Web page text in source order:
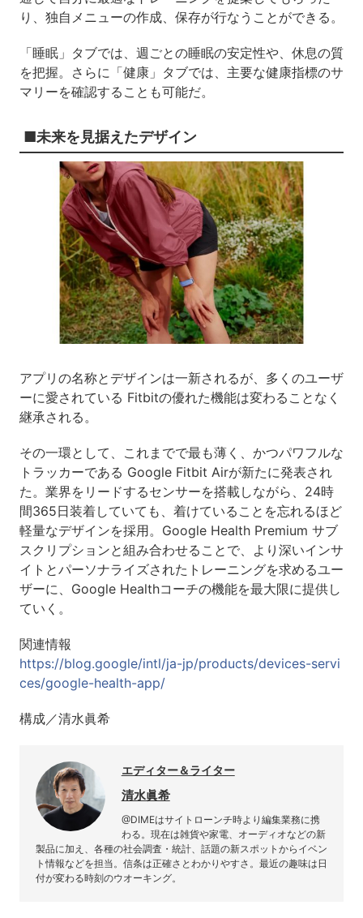
り、独自メニューの作成、保存が行なうことができる。
「睡眠」タブでは、週ごとの睡眠の安定性や、休息の質
を把握。さらに「健康」タブでは、主要な健康指標のサ
マリーを確認することも可能だ。
■未来を見据えたデザイン
アプリの名称とデザインは一新されるが、多くのユーザ
ーに愛されている Fitbitの優れた機能は変わることなく
継承される。
その一環として、これまでで最も薄く、かつパワフルな
トラッカーである Google Fitbit Airが新たに発表され
た。業界をリードするセンサーを搭載しながら、24時
間365日装着していても、着けていることを忘れるほど
軽量なデザインを採用。Google Health Premium サブ
スクリプションと組み合わせることで、より深いインサ
イトとパーソナライズされたトレーニングを求めるユー
ザーに、Google Healthコーチの機能を最大限に提供し
ていく。
関連情報
https://blog.google/intl/ja-jp/products/devices-servi
ces/google-health-app/
構成／清水眞希
エディター＆ライター
清水眞希
@DIMEはサイトローンチ時より編集業務に携
わる。現在は雑貨や家電、オーディオなどの新
製品に加え、各種の社会調査・統計、話題の新スポットからイベン
ト情報などを担当。信条は正確さとわかりやすさ。最近の趣味は日
付が変わる時刻のウオーキング。